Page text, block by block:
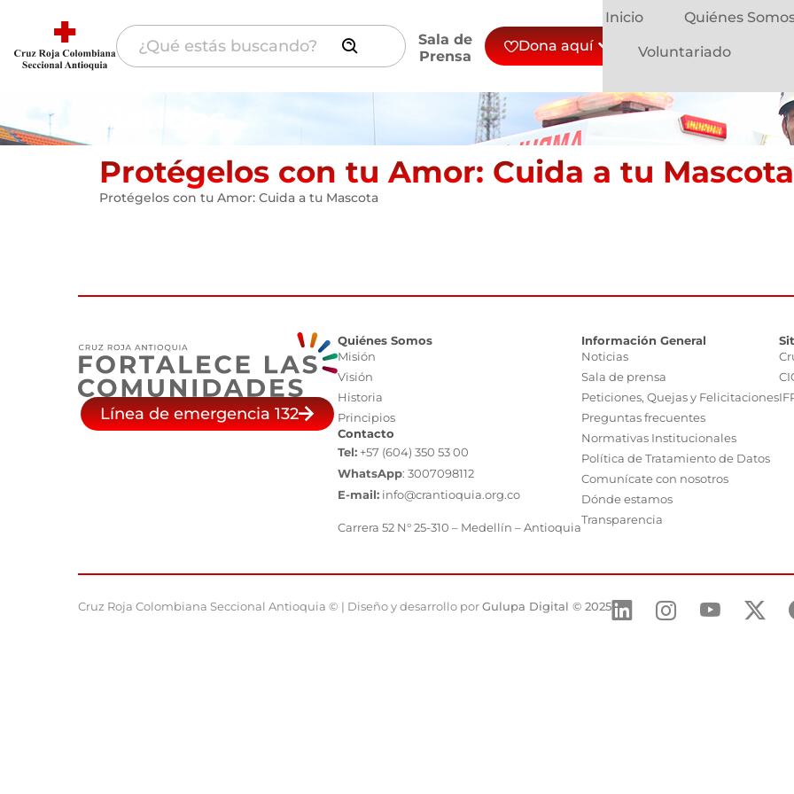
Sala de
Prensa
Dona aquí
Inicio Quiénes
Voluntariado
Noticias
Protégelos con tu Amor: Cuida a tu Mascota
Protégelos con tu Amor: Cuida a tu Mascota
Línea de emergencia 132
Quiénes Somos
Misión
Visión
Historia
Principios
Contacto
Tel: +57 (604) 350 53 00
WhatsApp: 3007098112
E-mail: info@crantioquia.org.co
Carrera 52 N° 25-310 – Medellín – Antioquia
Información General
Noticias
Sala de prensa
Peticiones, Quejas y Felicitaciones
Preguntas frecuentes
Normativas Institucionales
Política de Tratamiento de Datos
Comunícate con nosotros
Dónde estamos
Transparencia
Cruz Roja Colombiana Seccional Antioquia © | Diseño y desarrollo porGulupa Digital © 2025